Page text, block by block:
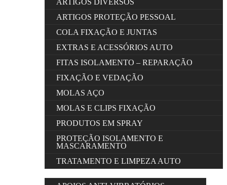
ARTIGOS DIVERSOS
ARTIGOS PROTEÇÃO PESSOAL
COLA FIXAÇÃO E JUNTAS
EXTRAS E ACESSÓRIOS AUTO
FITAS ISOLAMENTO – REPARAÇÃO
FIXAÇÃO E VEDAÇÃO
MOLAS AÇO
MOLAS E CLIPS FIXAÇÃO
PRODUTOS EM SPRAY
PROTEÇÃO ISOLAMENTO E
MASCARAMENTO
TRATAMENTO E LIMPEZA AUTO